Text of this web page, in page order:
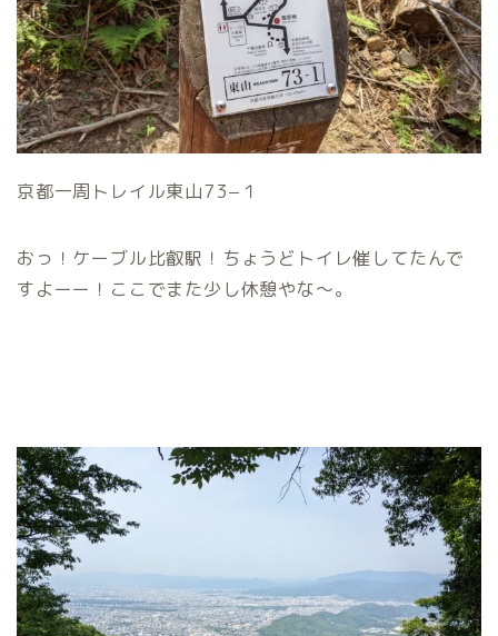
京都一周トレイル東山73−１
おっ！ケーブル比叡駅！ちょうどトイレ催してたんで
すよーー！ここでまた少し休憩やな〜。